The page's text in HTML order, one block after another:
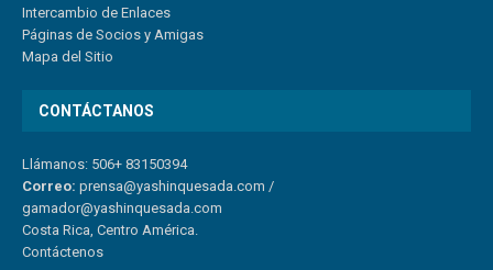
Intercambio de Enlaces
Páginas de Socios y Amigas
Mapa del Sitio
CONTÁCTANOS
Llámanos: 506+ 83150394
Correo: prensa@yashinquesada.com /
gamador@yashinquesada.com
Costa Rica, Centro América.
Contáctenos